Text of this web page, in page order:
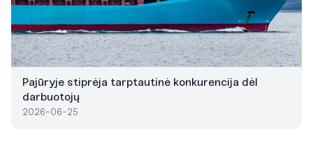
Pajūryje stiprėja tarptautinė konkurencija dėl
darbuotojų
2026-06-25